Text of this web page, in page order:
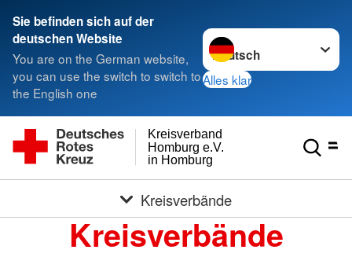
Sie befinden sich auf der
deutschen Website
You are on the German website,
you can use the switch to switch to
the English one
Sprache wechseln zu
Alles klar
in Homburg
Homburg e.V.
Kreisverband
Kreisverbände
Kreisverbände